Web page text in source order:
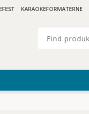
KARAOKEFORMATERNE